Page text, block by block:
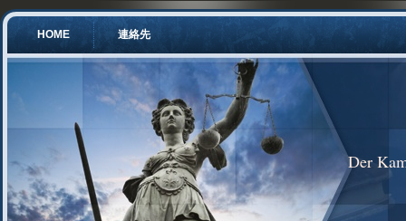
HOME 連絡先
Der